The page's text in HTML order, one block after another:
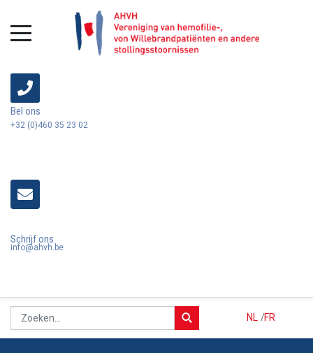
Bel ons
+32 (0)460 35 23 02
Schrijf ons
info@ahvh.be
NL FR
/